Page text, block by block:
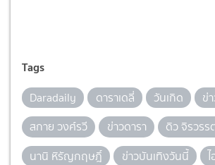
Tags
Daradaily ดาราเดลี่ วันเกิด
ข่
สกาย วงศ์รวี
ข่าวดารา
ดิว จิรวรร
นานิ หิรัญกฤษฎิ์
ข่าวบันเทิงวันนี้